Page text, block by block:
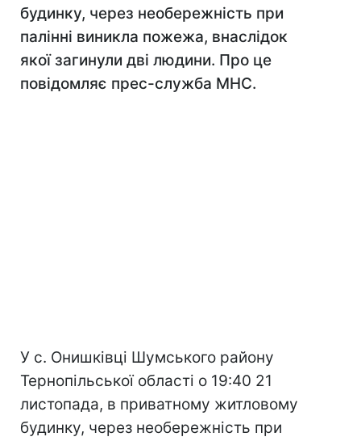
будинку, через необережність при
палінні виникла пожежа, внаслідок
якої загинули дві людини. Про це
повідомляє прес-служба МНС.
У с. Онишківці Шумського району
Тернопільської області о 19:40 21
листопада, в приватному житловому
будинку, через необережність при